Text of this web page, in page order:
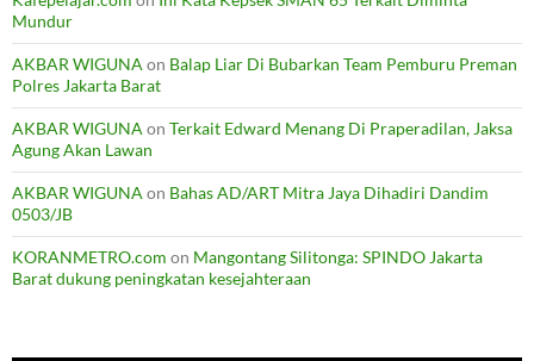
Mundur
AKBAR WIGUNA on Balap Liar Di Bubarkan Team Pemburu Preman
Polres Jakarta Barat
AKBAR WIGUNA on Terkait Edward Menang Di Praperadilan, Jaksa
Agung Akan Lawan
AKBAR WIGUNA on Bahas AD/ART Mitra Jaya Dihadiri Dandim
0503/JB
KORANMETRO.com on Mangontang Silitonga: SPINDO Jakarta
Barat dukung peningkatan kesejahteraan